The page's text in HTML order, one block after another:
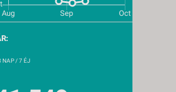
NAP / 7 ÉJ